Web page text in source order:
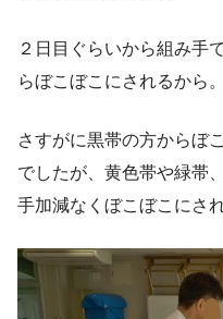
２日目ぐらいから組み手
らぼこぼこにされるから。
さすがに黒帯の方からぼ
でしたが、黄色帯や緑帯
手加減なくぼこぼこにさ